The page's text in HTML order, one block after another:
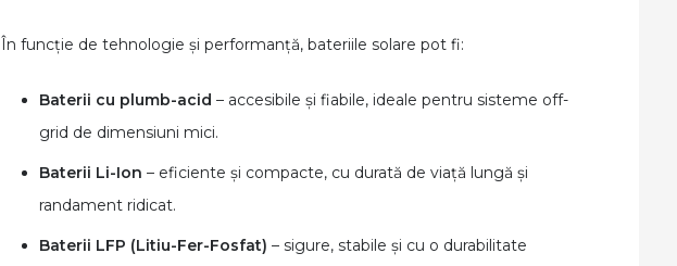
În funcție de tehnologie și performanță, bateriile solare pot fi:
Baterii cu plumb-acid – accesibile și fiabile, ideale pentru sisteme off-
grid de dimensiuni mici.
Baterii Li-Ion – eficiente și compacte, cu durată de viață lungă și
randament ridicat.
Baterii LFP (Litiu-Fer-Fosfat) – sigure, stabile și cu o durabilitate